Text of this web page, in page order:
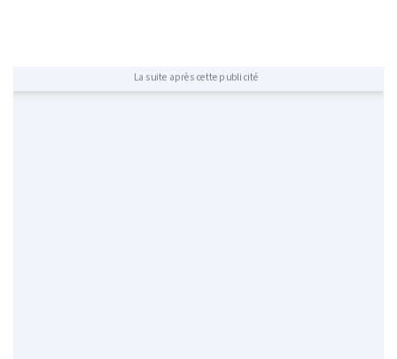
La suite après cette publicité